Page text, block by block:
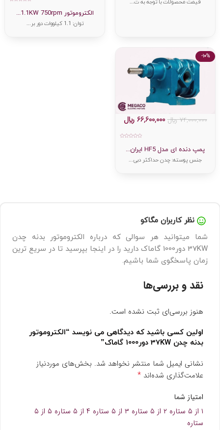
قیمت محصولات با توجه به ت...
الکتروموتور 1.1KW 750rpm...
توان: 1.1 کیلووات دور بر...
-10%
پمپ دنده ای مدل HF5 ایران...
74,000,000﷼ 66,600,000 ﷼
جنس پوسته: چدن حداکثر دبی...
نظر کاربران مگاکو
شما میتوانید هر سوالی که درباره الکتروموتور بدنه چدن
37KW دور1000 گاماک دارید را در اینجا بپرسید تا در سریع ترین
زمان پاسخگوی شما باشیم.
نقد و بررسی‌ها
هنوز بررسی‌ای ثبت نشده است.
اولین کسی باشید که دیدگاهی می نویسد “الکتروموتور
بدنه چدن 37KW دور1000 گاماک”
نشانی ایمیل شما منتشر نخواهد شد. بخش‌های موردنیاز
علامت‌گذاری شده‌اند *
امتیاز شما
۱ از ۵ ستاره
۲ از ۵ ستاره ۳ از ۵ ستاره ۴ از ۵ ستاره
۵ از ۵
ستاره